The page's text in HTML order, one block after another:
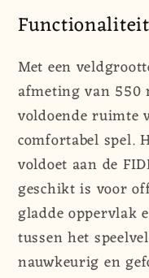
Functionaliteit
Met een
afmeting van 550
voldoende ruimte
comfortabel spel.
voldoet aan de
geschikt is voor
gladde oppervlak
tussen het
nauwkeurig en